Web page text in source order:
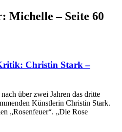
Michelle – Seite 60
Christin Stark –
über zwei Jahren das dritte
Künstlerin Christin Stark.
„Rosenfeuer“. „Die Rose